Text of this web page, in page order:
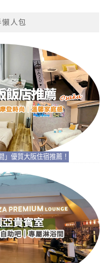
懶人包
」優質大阪住宿推薦！